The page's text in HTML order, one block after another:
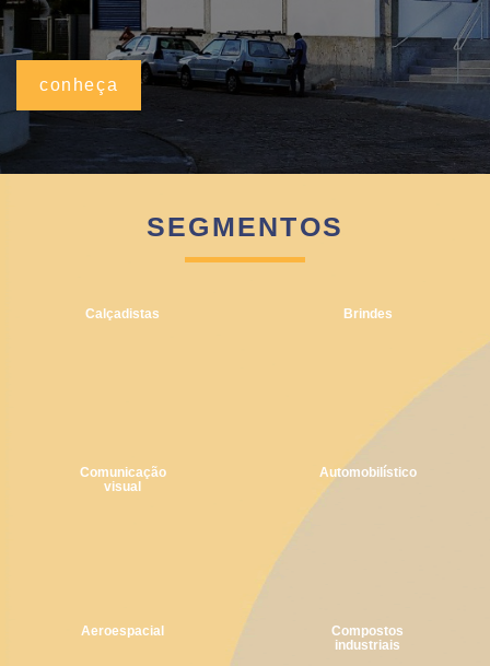
conheça
SEGMENTOS
Calçadistas Brindes
Comunicação
visual
Automobilístico
Aeroespacial
Compostos
industriais